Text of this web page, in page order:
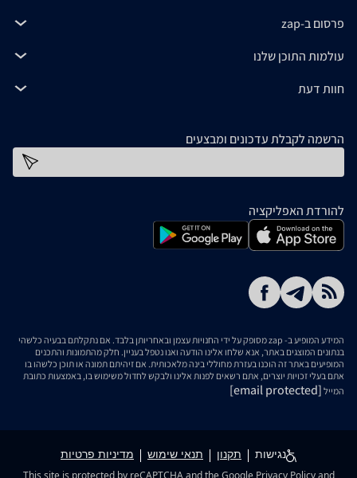
פרסום ב-zap
עולמות התוכן שלנו
חוות דעת
הרשמה לקבלת עדכונים ומבצעים
להורדת האפליקציה
המידע המופיע ב- zap מסופק על ידי החנויות עצמן ובאחריותן בלבד. אם נתקלתם בבעיה כלשהי
בנתונים המוצגים באתר, אנא שלחו אלינו הודעה ואנו נטפל בעניין. חלק מהתמונות והתכנים
המופיעים באתר זה הוכנו בעזרת מחוללי בינה מלאכותית. אם זיהיתם תמונה או תוכן כלשהו בו
אתם בעלי זכויות יוצרים, אתם רשאים לפנות אלינו ולבקש לחדול משימוש בו, באמצעות כתובת
המייל [email protected]
נגישות תקנון תנאי שימוש מדיניות פרטיות
This site is protected by reCAPTCHA and the Google Privacy Policyand